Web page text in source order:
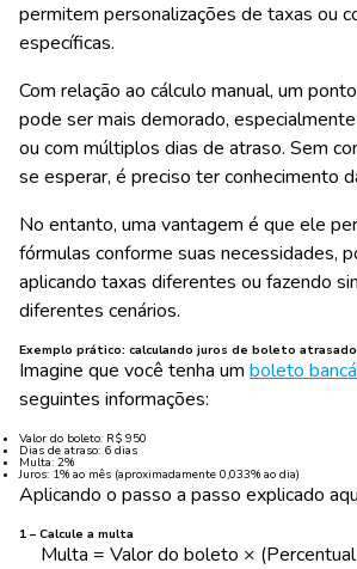
permitem personalizações de taxas ou
específicas.
Com relação ao cálculo manual, um
pode ser mais demorado,
ou com múltiplos dias de atraso. Sem
se esperar, é preciso ter conhecimento
No entanto, uma vantagem é que ele
fórmulas conforme suas necessidades,
aplicando taxas diferentes ou fazendo
diferentes cenários.
Exemplo prático: calculando juros de boleto atrasado
Imagine que você tenha um boleto
seguintes informações:
Valor do boleto: R$ 950
Dias de atraso: 6 dias
Multa: 2%
Juros: 1% ao mês (aproximadamente 0,033% ao dia)
Aplicando o passo a passo explicado
1 – Calcule a multa
Multa = Valor do boleto ×